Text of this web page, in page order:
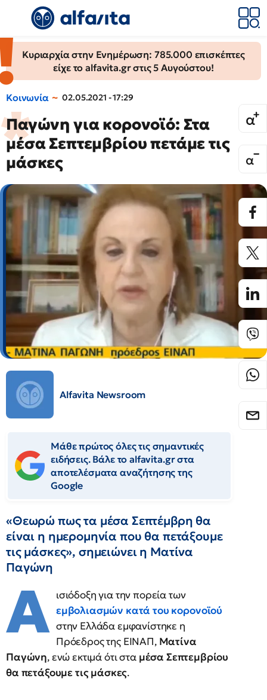
Κυριαρχία στην Ενημέρωση: 785.000 επισκέπτες
είχε το alfavita.gr στις 5 Αυγούστου!
Κοινωνία 02.05.2021 - 17:29
Παγώνη για κορονοϊό: Στα
μέσα Σεπτεμβρίου πετάμε τις
μάσκες
Alfavita Newsroom
Μάθε πρώτος όλες τις σημαντικές
ειδήσεις. Βάλε το alfavita.gr στα
αποτελέσματα αναζήτησης της
Google
«Θεωρώ πως τα μέσα Σεπτέμβρη θα
είναι η ημερομηνία που θα πετάξουμε
τις μάσκες», σημειώνει η Ματίνα
Παγώνη
Α ισιόδοξη για την πορεία των
εμβολιασμών κατά του κορονοϊού
στην Ελλάδα εμφανίστηκε η
Πρόεδρος της ΕΙΝΑΠ, Ματίνα
Παγώνη, ενώ εκτιμά ότι στα μέσα Σεπτεμβρίου
θα πετάξουμε τις μάσκες.